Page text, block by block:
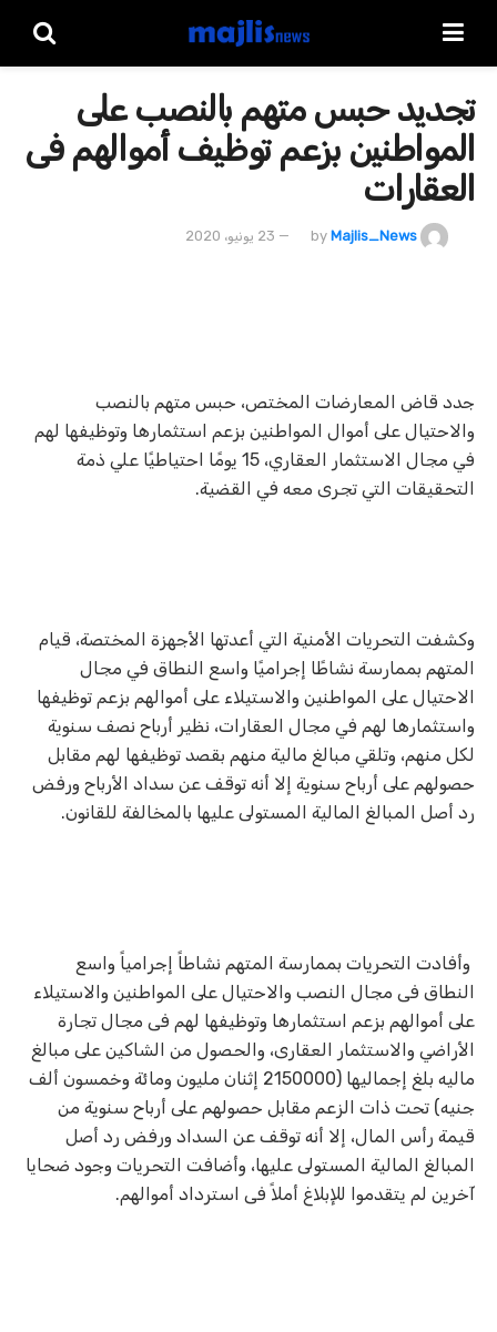
تجديد حبس متهم بالنصب على
المواطنين بزعم توظيف أموالهم فى
العقارات
by Majlis_News 23 يونيو، 2020
جدد قاض المعارضات المختص، حبس متهم بالنصب
والاحتيال على أموال المواطنين بزعم استثمارها وتوظيفها لهم
في مجال الاستثمار العقاري، 15 يومًا احتياطيًا علي ذمة
التحقيقات التي تجرى معه في القضية.
وكشفت التحريات الأمنية التي أعدتها الأجهزة المختصة، قيام
المتهم بممارسة نشاطًا إجراميًا واسع النطاق في مجال
الاحتيال على المواطنين والاستيلاء على أموالهم بزعم توظيفها
واستثمارها لهم في مجال العقارات، نظير أرباح نصف سنوية
لكل منهم، وتلقي مبالغ مالية منهم بقصد توظيفها لهم مقابل
حصولهم على أرباح سنوية إلا أنه توقف عن سداد الأرباح ورفض
رد أصل المبالغ المالية المستولى عليها بالمخالفة للقانون.
وأفادت التحريات بممارسة المتهم نشاطاً إجرامياً واسع
النطاق فى مجال النصب والاحتيال على المواطنين والاستيلاء
على أموالهم بزعم استثمارها وتوظيفها لهم فى مجال تجارة
الأراضي والاستثمار العقارى، والحصول من الشاكين على مبالغ
ماليه بلغ إجماليها (2150000 إثنان مليون ومائة وخمسون ألف
جنيه) تحت ذات الزعم مقابل حصولهم على أرباح سنوية من
قيمة رأس المال، إلا أنه توقف عن السداد ورفض رد أصل
المبالغ المالية المستولى عليها، وأضافت التحريات وجود ضحايا
آخرين لم يتقدموا للإبلاغ أملاً فى استرداد أموالهم.